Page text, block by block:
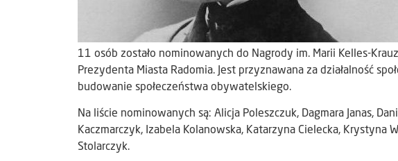
11 osób zostało nominowanych do Nagrody im. Marii Kelles-
Prezydenta Miasta Radomia. Jest przyznawana za działalność
budowanie społeczeństwa obywatelskiego.
Na liście nominowanych są: Alicja Poleszczuk, Dagmara Janas,
Kaczmarczyk, Izabela Kolanowska, Katarzyna Cielecka, Krystyna
Stolarczyk.